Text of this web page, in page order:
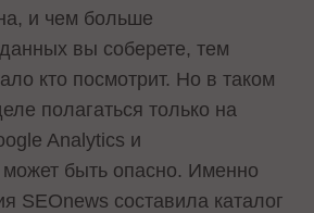
и чем больше
вы соберете, тем
кто посмотрит. Но в таком
полагаться только на
Analytics и
быть опасно. Именно
SEOnews составила каталог